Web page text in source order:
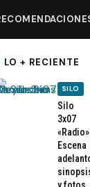
LO + RECIENTE
SILO
Silo
3x07
Escena